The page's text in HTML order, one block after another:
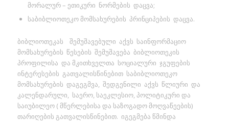
მორალურ – ეთიკური ნორმების დაცვა;
საბიბლიოთეკო მომსახურების პრინციპების დაცვა.
ბიბლიოთეკას შემუშავებული აქვს საინფორმაციო
მომსახურების წესების შემუშავება ბიბლიოთეკის
პროფილისა და მკითხველთა სოციალური ჯგუფების
ინტერესების გათვალისწინებით საბიბლიოთეკო
მომსახურების დაგეგმვა, შედგენილი აქვს წლიური და
კალენდარული, საერო, საეკლესიო, პოლიტიკური და
საიუბილეო ( მწერლებისა და საზოგადო მოღვაწეების)
თარიღების გათვალისწინებით. იგეგმება წმინდა